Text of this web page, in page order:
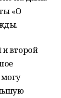
«О
второй